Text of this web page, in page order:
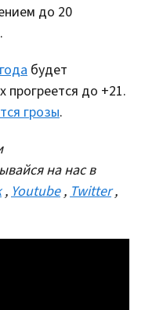
до 20
будет
до +21.
грозы.
на нас в
, Youtube , Twitter ,